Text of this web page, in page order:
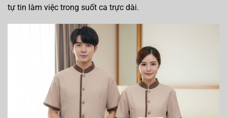
tự tin làm việc trong suốt ca trực dài.